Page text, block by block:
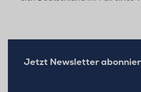
Jetzt Newsletter